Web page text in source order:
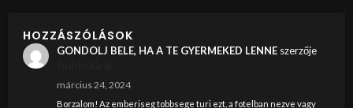
HOZZÁSZÓLÁSOK
GONDOLJ BELE, HA A TE GYERMEKED LENNEszerzője
március 24, 2024
Borzalom! Az emberiseg tobbsege turi ezt, a fotelban nezve vagy